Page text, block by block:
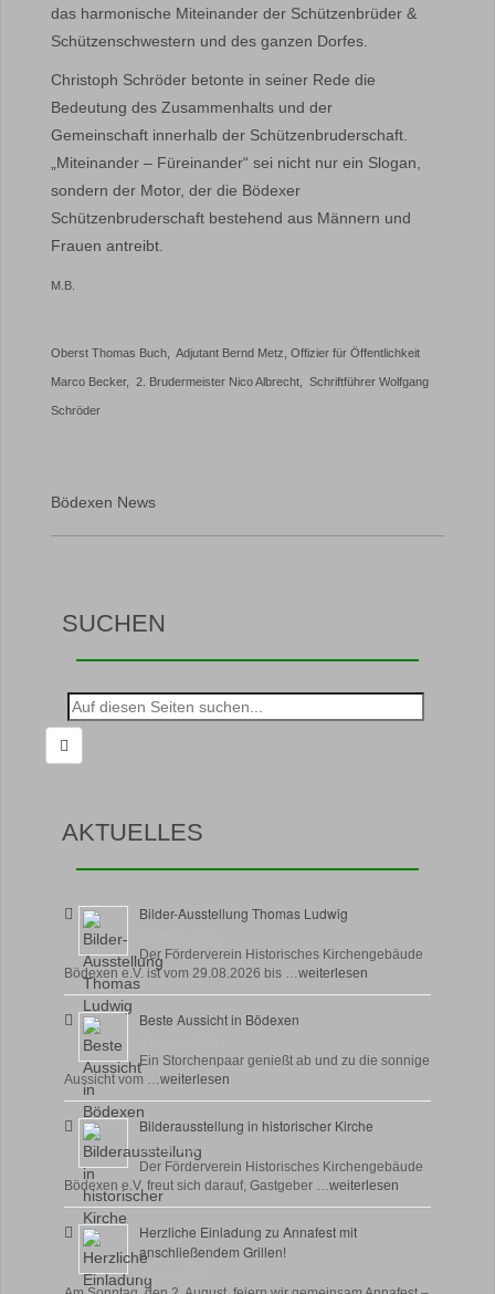
das harmonische Miteinander der Schützenbrüder &
Schützenschwestern und des ganzen Dorfes.
Christoph Schröder betonte in seiner Rede die
Bedeutung des Zusammenhalts und der
Gemeinschaft innerhalb der Schützenbruderschaft.
„Miteinander – Füreinander“ sei nicht nur ein Slogan,
sondern der Motor, der die Bödexer
Schützenbruderschaft bestehend aus Männern und
Frauen antreibt.
M.B.
Oberst Thomas Buch, Adjutant Bernd Metz, Offizier für Öffentlichkeit
Marco Becker, 2. Brudermeister Nico Albrecht, Schriftführer Wolfgang
Schröder
Bödexen News
SUCHEN
Suche
nach:
AKTUELLES
Bilder-Ausstellung Thomas Ludwig
Der Förderverein Historisches Kirchengebäude
Bödexen e.V. ist vom 29.08.2026 bis …weiterlesen
Beste Aussicht in Bödexen
Ein Storchenpaar genießt ab und zu die sonnige
Aussicht vom …weiterlesen
Bilderausstellung in historischer Kirche
30 Juli, 2026
Der Förderverein Historisches Kirchengebäude
Bödexen e.V. freut sich darauf, Gastgeber …weiterlesen
Herzliche Einladung zu Annafest mit
anschließendem Grillen!